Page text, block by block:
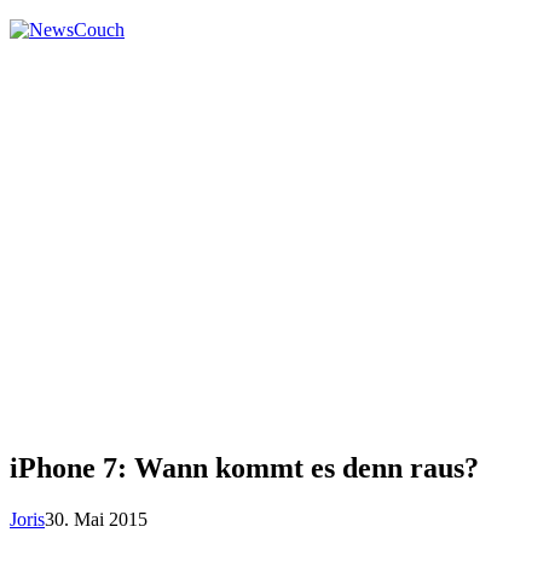
iPhone 7: Wann kommt es denn raus?
Joris30. Mai 2015